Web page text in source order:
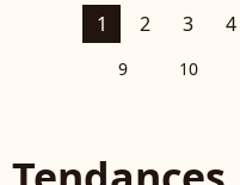
1 2 3 4
9 10